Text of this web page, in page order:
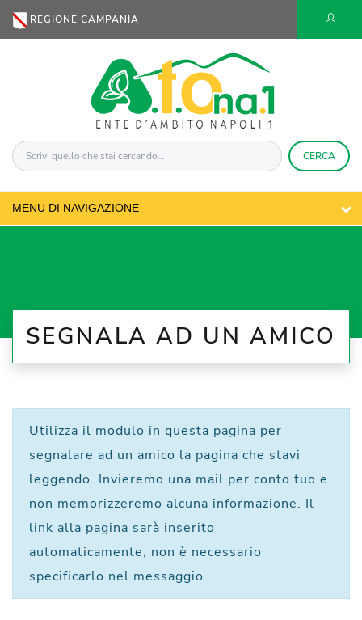
REGIONE CAMPANIA
CERCA
SEGNALA AD UN AMICO
Utilizza il modulo in questa pagina per
segnalare ad un amico la pagina che stavi
leggendo. Invieremo una mail per conto tuo e
non memorizzeremo alcuna informazione. Il
link alla pagina sarà inserito
automaticamente, non è necessario
specificarlo nel messaggio.